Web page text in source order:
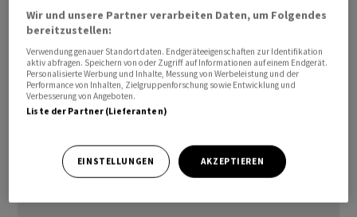
Konzernchef Gary Nagle zeigt sich trotz des Einbruchs
an einer Telefonkonferenz zufrieden mit dem
Erreichten. Das Geschäftsmodell habe sich angesichts
der Marktbedingungen bewährt, sagte er. "Klammert
man das Ausnahmejahr 2022 aus, war dies das beste
Halbjahresergebnis seit 10 Jahren."
Wir und unsere Partner verarbeiten Daten, um Folgendes
bereitzustellen:
Verwendung genauer Standortdaten. Endgeräteeigenschaften zur Identifikation
aktiv abfragen. Speichern von oder Zugriff auf Informationen auf einem Endgerät.
Personalisierte Werbung und Inhalte, Messung von Werbeleistung und der
Performance von Inhalten, Zielgruppenforschung sowie Entwicklung und
Verbesserung von Angeboten.
Liste der Partner (Lieferanten)
EINSTELLUNGEN AKZEPTIEREN